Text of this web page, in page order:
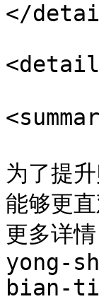
</
为了提
能够更
更多详
yong-
bian-